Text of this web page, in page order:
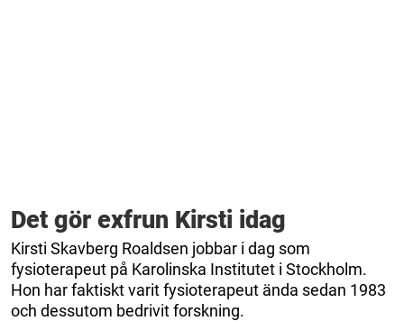
Det gör exfrun Kirsti idag
Kirsti Skavberg Roaldsen jobbar i dag som
fysioterapeut på Karolinska Institutet i Stockholm.
Hon har faktiskt varit fysioterapeut ända sedan 1983
och dessutom bedrivit forskning.